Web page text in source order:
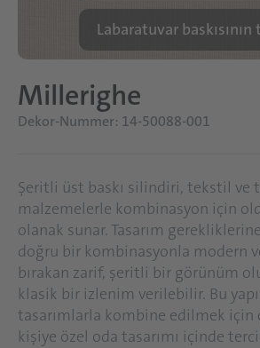
Labaratuvar
Millerighe
Dekor-Nummer: 14-50088-001
Şeritli üst baskı silindiri, tekstil ve
malzemelerle kombinasyon için
olanak sunar. Tasarım
doğru bir kombinasyonla modern
bırakan zarif, şeritli bir görünüm
klasik bir izlenim verilebilir. Bu
tasarımlarla kombine edilmek için
kişiye özel oda tasarımı içinde